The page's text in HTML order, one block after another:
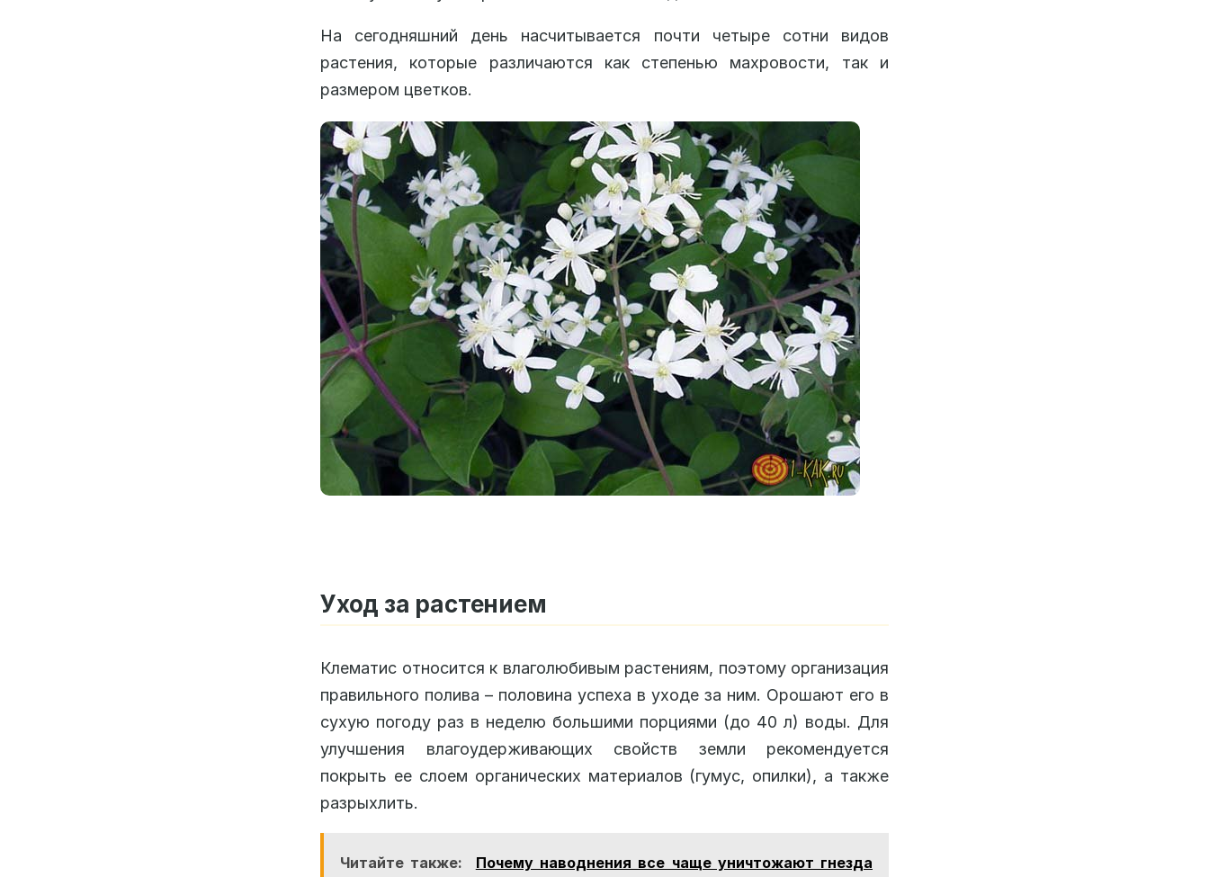
На сегодняшний день насчитывается почти четыре сотни видов
растения, которые различаются как степенью махровости, так и
размером цветков.
Уход за растением
Клематис относится к влаголюбивым растениям, поэтому организация
правильного полива – половина успеха в уходе за ним. Орошают его в
сухую погоду раз в неделю большими порциями (до 40 л) воды. Для
улучшения влагоудерживающих свойств земли рекомендуется
покрыть ее слоем органических материалов (гумус, опилки), а также
разрыхлить.
Читайте также: Почему наводнения все чаще уничтожают гнезда